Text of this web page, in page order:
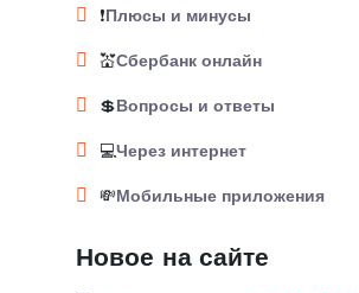
❗Плюсы и минусы
💒Сбербанк онлайн
💲Вопросы и ответы
💻Через интернет
💸Мобильные приложения
Новое на сайте